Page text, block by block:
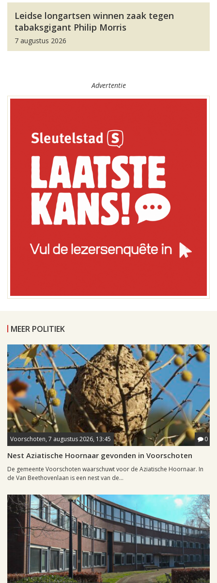
Leidse longartsen winnen zaak tegen
tabaksgigant Philip Morris
7 augustus 2026
Advertentie
MEER POLITIEK
Voorschoten, 7 augustus 2026, 13:45 0
Nest Aziatische Hoornaar gevonden in Voorschoten
De gemeente Voorschoten waarschuwt voor de Aziatische Hoornaar. In
de Van Beethovenlaan is een nest van de...